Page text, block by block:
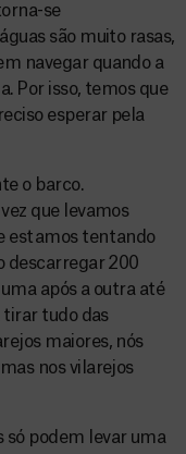
se
são muito rasas,
navegar quando a
Por isso, temos que
esperar pela
o barco.
que levamos
estamos tentando
descarregar 200
após a outra até
tirar tudo das
maiores, nós
nos vilarejos
só podem levar uma